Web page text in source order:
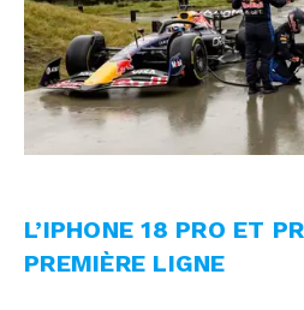
L’IPHONE 18 PRO ET
PREMIÈRE LIGNE